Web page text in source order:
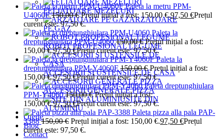
FELIATOARE MEZELURI
ARZATOARE
PE GAZ
ROBOT PROFESIONAL LEGUME
ACCESORII SI USTENSILE DE CASA
ACCESORII GENERALE PIZZA
SITE DIN
ALUMINIU
Oferte
Blog
Contact
Paleta la metru PPM-
U4060F150,00€ Prețul inițial a fost: 150,00 €.97,50 €Prețul
curent este: 97,50 €.
Paleta la
dreptunghiulara PPM-U4060150,00€ Prețul inițial a fost:
150,00 €.97,50€Prețul curent este: 97,50 €.
Paleta la
dreptunghiulara PPM-Y4060F150,00€ Prețul inițial a fost:
150,00 €.97,50€Prețul curent este: 97,50 €.
Paleta dreptunghiulara
PPM-Y4060150,00€ Prețul inițial a fost:
150,00 €.97,50€Prețul curent este: 97,50 €.
Paleta pizza alla pala PAP-
3388150,00€ Prețul inițial a fost: 150,00 €.97,50 €Prețul
curent este: 97,50 €.